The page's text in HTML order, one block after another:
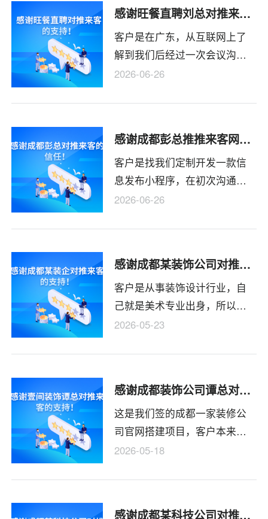
感谢旺餐直聘刘总对推来客的任何与支持
客户是在广东，从互联网上了
解到我们后经过一次会议沟通
后觉得我们是个做事的团队，
在小程序项目已经开发完成并
序的源码、数据库、服务器权
限等。
2026-06-26
感谢成都彭总推推来客网络的支持
客户是找我们定制开发一款信
息发布小程序，在初次沟通的
时候我们给客户提了很多实用
在专业性上没有问题，当场就
客户补一下合同，客户也说款
都付完了，没得必要了。我们
开发完成之后客户又听从身边2
个朋友的建议增加了一些功
包算个茶水费，结果帮客户做
好后转了800的大红包！
2026-06-26
感谢成都某装饰公司对推来客支持
客户是从事装饰设计行业，自
己就是美术专业出身，所以对
网站的页面效果呈现要求极
次以上，联系我们的地图修改
么上家公司做着做着就不做
了……，但是还好，我们尽心
尽力给收尾了！
2026-05-23
感谢成都装饰公司谭总对推来客的支持
这是我们签的成都一家装修公
司官网搭建项目，客户本来是
有一个网站的，这网站也有好
一些问题没有处理好，后面和
2026-05-18
感谢成都某科技公司对推来客网络的支持